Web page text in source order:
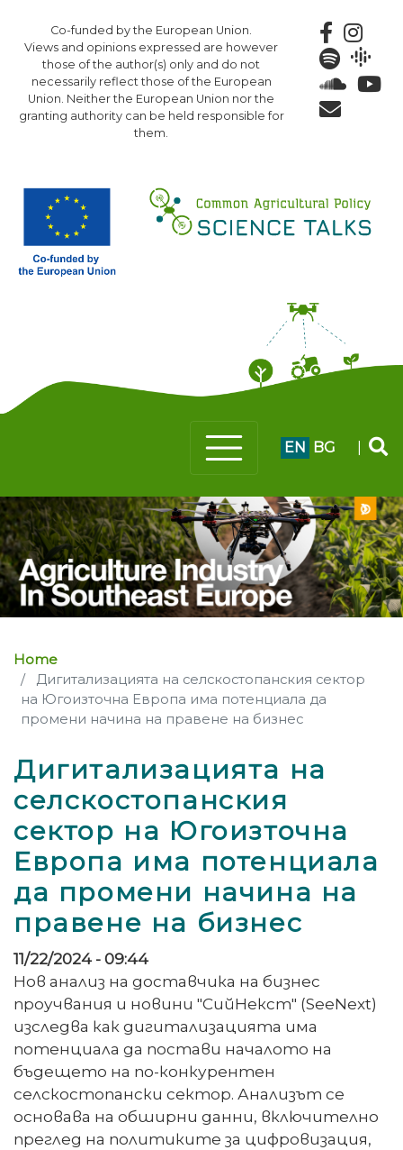
to
main
content
Co-funded by the European Union.
Views and opinions expressed are however
those of the author(s) only and do not
necessarily reflect those of the European
Union. Neither the European Union nor the
granting authority can be held responsible for
them.
EN BG
Home
Дигитализацията на селскостопанския сектор
на Югоизточна Европа има потенциала да
промени начина на правене на бизнес
Дигитализацията на
селскостопанския
сектор на Югоизточна
Европа има потенциала
да промени начина на
правене на бизнес
11/22/2024 - 09:44
Нов анализ на доставчика на бизнес
проучвания и новини "СийНекст" (SeeNext)
изследва как дигитализацията има
потенциала да постави началото на
бъдещето на по-конкурентен
селскостопански сектор. Анализът се
основава на обширни данни, включително
преглед на политиките за цифровизация,